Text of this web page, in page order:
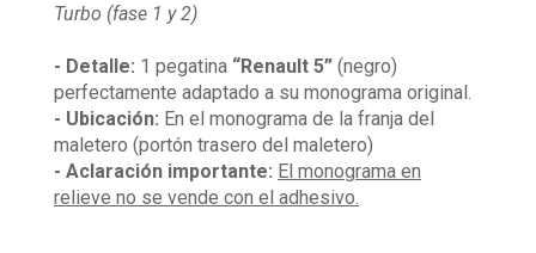
Turbo (fase 1 y 2)
- Detalle: 1 pegatina “Renault 5” (negro)
perfectamente adaptado a su monograma original.
- Ubicación: En el monograma de la franja del
maletero (portón trasero del maletero)
- Aclaración importante: El monograma en
relieve no se vende con el adhesivo.